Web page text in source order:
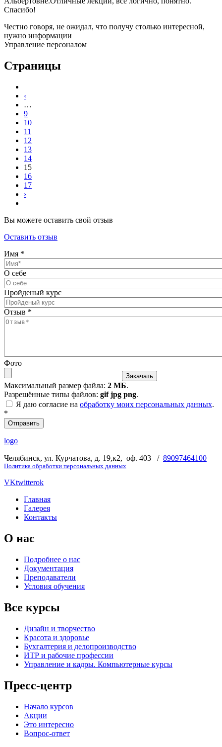
Спасибо!
Честно говоря, не ожидал, что получу столько интересной,
нужно информации
Управление персоналом
Страницы
‹
…
9
10
11
12
13
14
15
16
17
›
Вы можете оставить свой отзыв
Оставить отзыв
Имя *
О себе
Пройденый курс
Отзыв *
Фото
Максимальный размер файла: 2 МБ.
Разрешённые типы файлов: gif jpg png.
Я даю согласие на обработку моих персональных данных.
*
logo
Челябинск, ул. Курчатова, д. 19,к2, оф. 403 / 89097464100
Политика обработки персональных данных
VKtwitterok
Главная
Галерея
Контакты
О нас
Подробнее о нас
Документация
Преподаватели
Условия обучения
Все курсы
Дизайн и творчество
Красота и здоровье
Бухгалтерия и делопроизводство
ИТР и рабочие профессии
Управление и кадры. Компьютерные курсы
Пресс-центр
Начало курсов
Акции
Это интересно
Вопрос-ответ